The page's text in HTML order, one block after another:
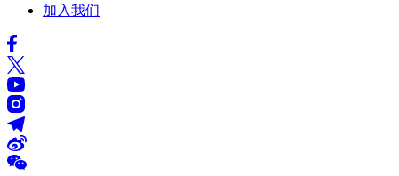
加入我们